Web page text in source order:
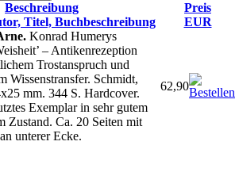
Beschreibung
Titel, Buchbeschreibung
Preis
EUR
Konrad Humerys
– Antikenrezeption
Trostanspruch und
Wissenstransfer. Schmidt,
mm. 344 S. Hardcover.
Exemplar in sehr gutem
Zustand. Ca. 20 Seiten mit
unterer Ecke.
62,90